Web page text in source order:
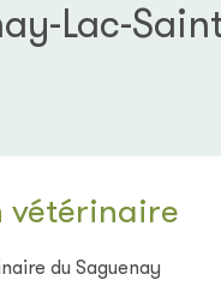
Lac-
vétérinaire
du Saguenay